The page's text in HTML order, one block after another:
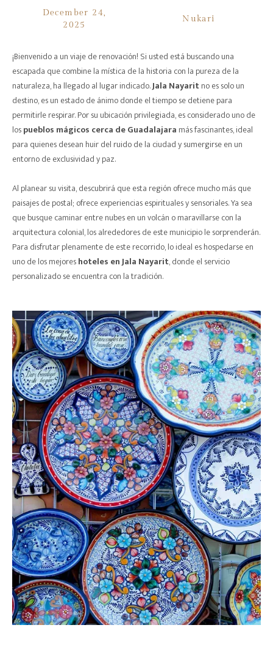
December 24,
2025
Nukari
¡Bienvenido a un viaje de renovación! Si usted está buscando una
escapada que combine la mística de la historia con la pureza de la
naturaleza, ha llegado al lugar indicado.Jala Nayaritno es solo un
destino, es un estado de ánimo donde el tiempo se detiene para
permitirle respirar. Por su ubicación privilegiada, es considerado uno de
lospueblos mágicos cerca de Guadalajara más fascinantes, ideal
para quienes desean huir del ruido de la ciudad y sumergirse en un
entorno de exclusividad y paz.
Al planear su visita, descubrirá que esta región ofrece mucho más que
paisajes de postal; ofrece experiencias espirituales y sensoriales. Ya sea
que busque caminar entre nubes en un volcán o maravillarse con la
arquitectura colonial, los alrededores de este municipio le sorprenderán.
Para disfrutar plenamente de este recorrido, lo ideal es hospedarse en
uno de los mejoreshoteles en Jala Nayarit, donde el servicio
personalizado se encuentra con la tradición.